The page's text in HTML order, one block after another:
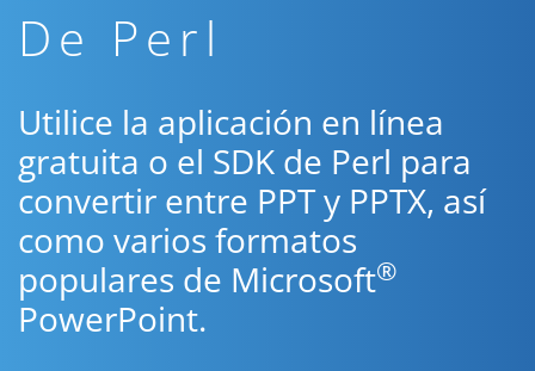
De Perl
Utilice la aplicación en línea
gratuita o el SDK de Perl para
convertir entre PPT y PPTX, así
como varios formatos
populares de Microsoft®
PowerPoint.